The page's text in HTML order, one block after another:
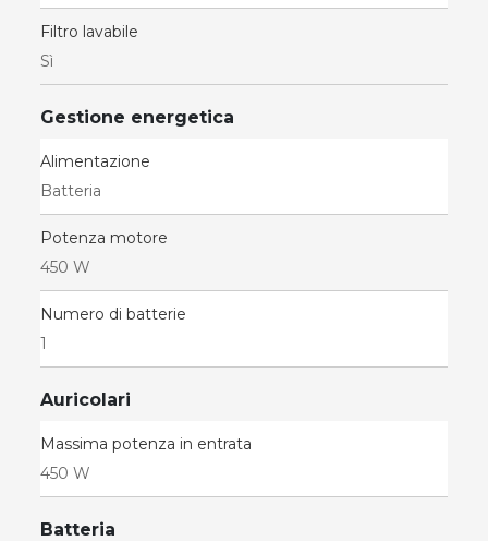
Filtro lavabile
Sì
Gestione energetica
Alimentazione
Batteria
Potenza motore
450 W
Numero di batterie
1
Auricolari
Massima potenza in entrata
450 W
Batteria